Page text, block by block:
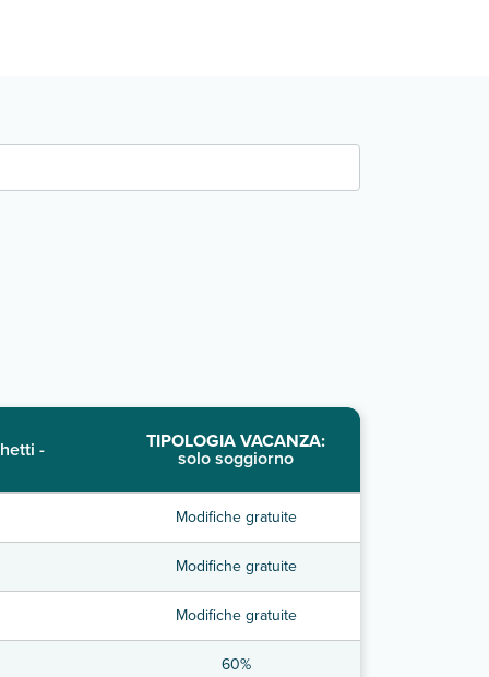
- TIPOLOGIA VACANZA:
solo soggiorno
Modifiche gratuite
Modifiche gratuite
Modifiche gratuite
60%